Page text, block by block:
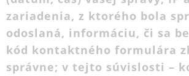
zariadenia, z ktorého bola
odoslaná, informáciu, či sa
kód kontaktného formulára
správne; v tejto súvislosti –